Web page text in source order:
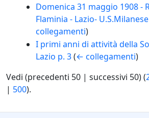
Domenica 31 maggio 1908 -
Flaminia - Lazio-
collegamenti)
I primi anni di attività della
Lazio p. 3 (← collegamenti)
Vedi (precedenti 50 | successivi 50) (
| 500).